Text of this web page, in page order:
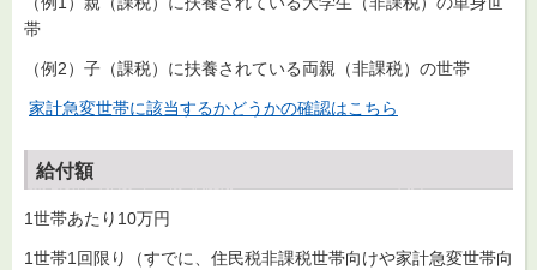
帯
（例2）子（課税）に扶養されている両親（非課税）の世帯
家計急変世帯に該当するかどうかの確認はこちら
給付額
1世帯あたり10万円
1世帯1回限り（すでに、住民税非課税世帯向けや家計急変世帯向